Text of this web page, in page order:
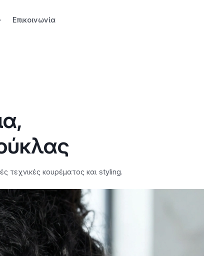
Επικοινωνία
τεχνικές κουρέματος και styling.